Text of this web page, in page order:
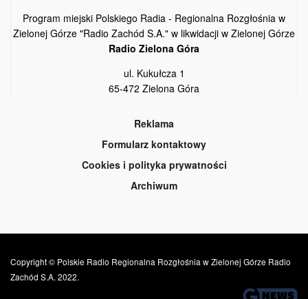
Program miejski Polskiego Radia - Regionalna Rozgłośnia w
Zielonej Górze "Radio Zachód S.A." w likwidacji w Zielonej Górze
Radio Zielona Góra
ul. Kukułcza 1
65-472 Zielona Góra
Reklama
Formularz kontaktowy
Cookies i polityka prywatności
Archiwum
Copyright © Polskie Radio Regionalna Rozgłośnia w Zielonej Górze Radio
Zachód S.A. 2022.